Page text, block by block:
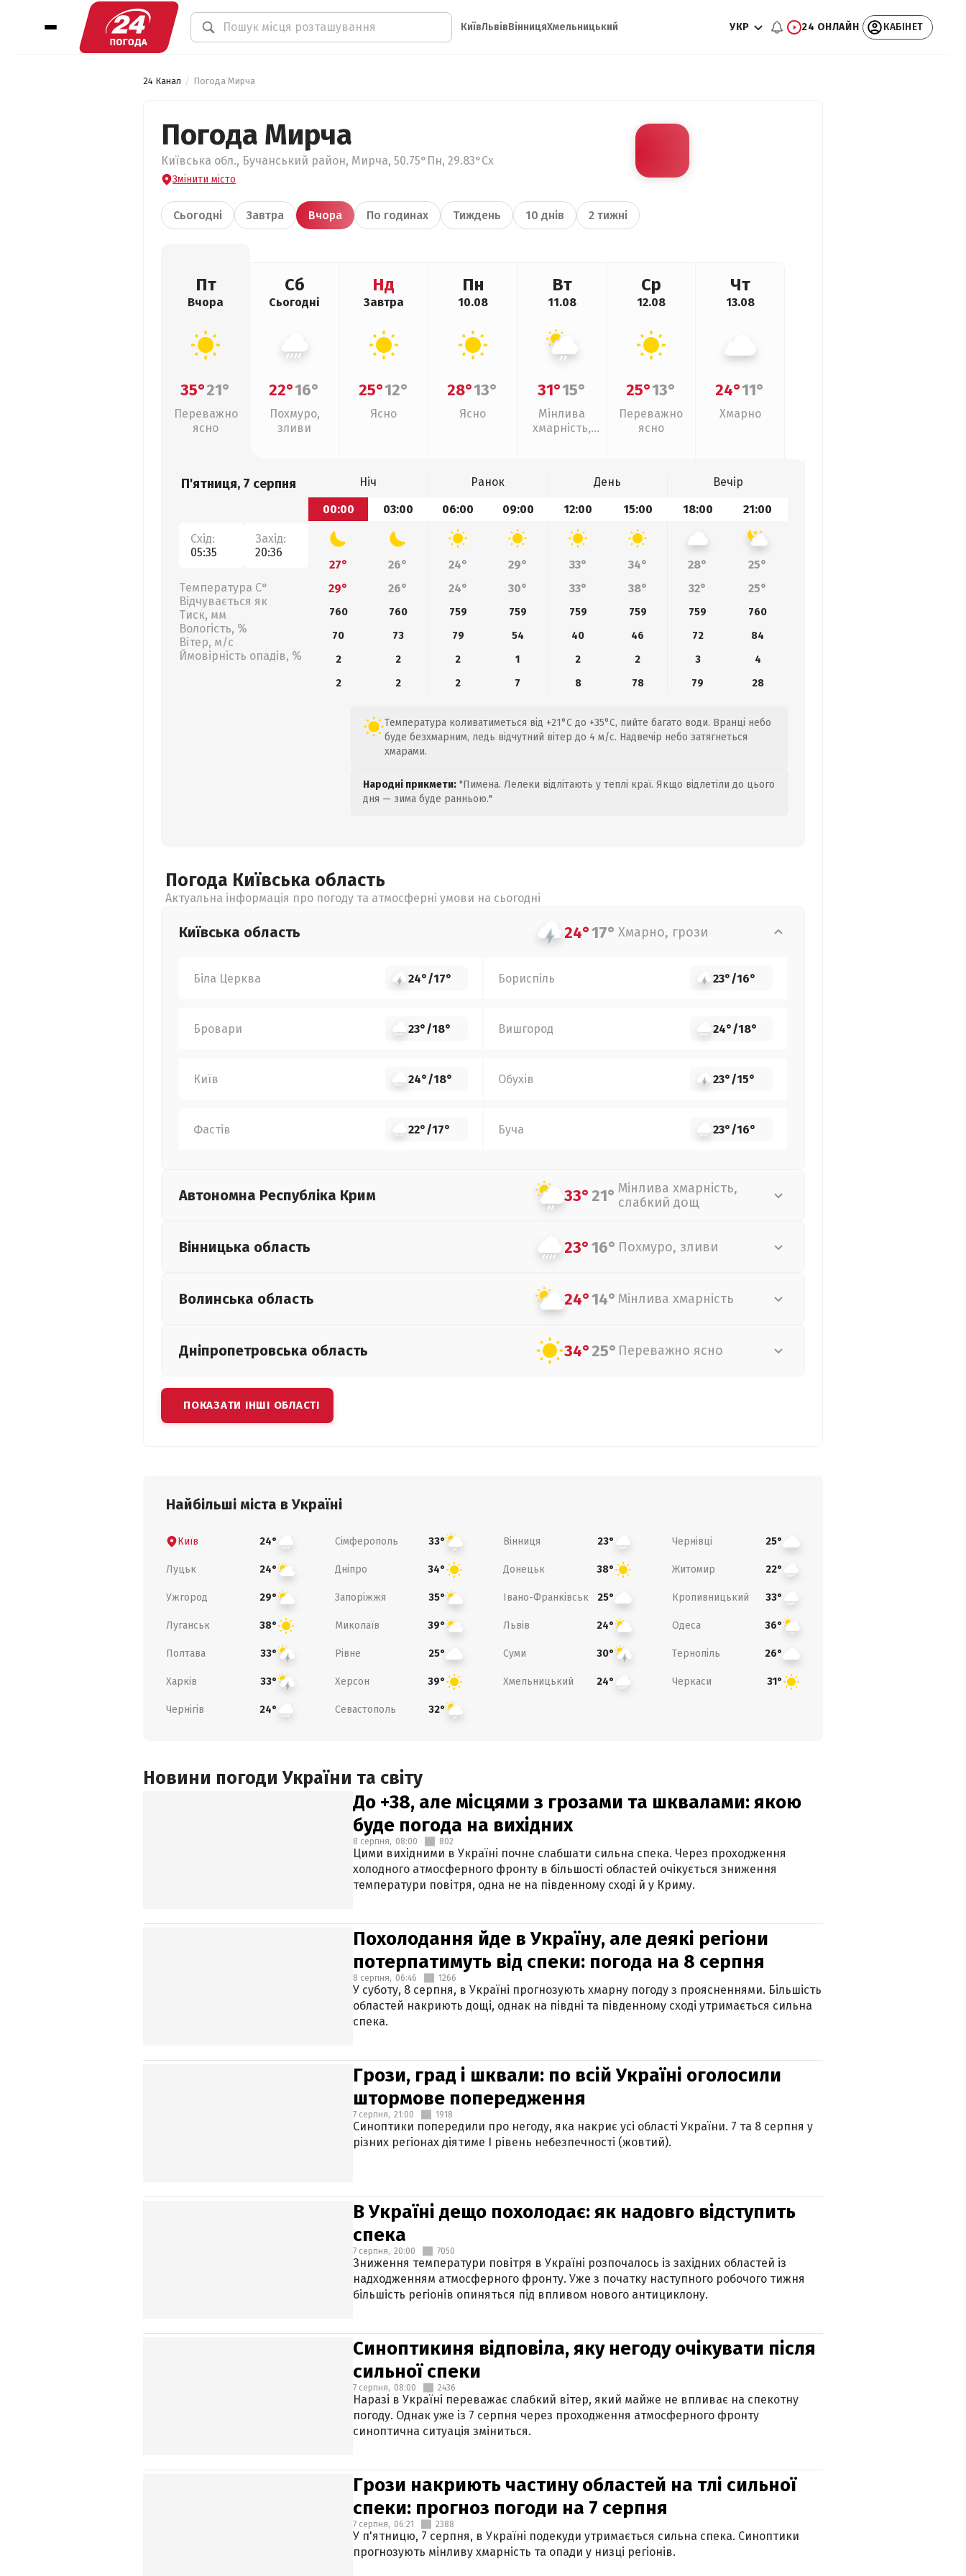
КиївЛьвівВінницяХмельницький УКР 24 ОНЛАЙН КАБІНЕТ
24 Канал Погода Мирча
Погода Мирча
Київська обл., Бучанський район, Мирча, 50.75°Пн, 29.83°Сх
Змінити місто
Сьогодні Завтра Вчора По годинах Тиждень 10 днів 2 тижні
Пт
Вчора
35°21°
Переважно
ясно
Сб
Сьогодні
22°16°
Похмуро,
зливи
Нд
Завтра
25°12°
Ясно
Пн
10.08
28°13°
Ясно
Вт
11.08
31°15°
Мінлива
хмарність,
Ср
12.08
25°13°
Переважно
ясно
Чт
13.08
24°11°
Хмарно
П'ятниця, 7 серпня
Схід:
05:35
Захід:
20:36
Температура С°
Відчувається як
Тиск, мм
Вологість, %
Вітер, м/с
Ймовірність опадів, %
Ніч Ранок День
Вечір
00:00
03:00 06:00 09:00 12:00 15:00 18:00 21:00
27° 26° 24° 29° 33° 34° 28°
25°
29°
26° 24° 30° 33° 38° 32° 25°
760 760 759 759 759 759 759
760
70
73 79 54 40 46 72
84
2
2 2 1 2 2 3
4
2
2 2 7 8 78 79 28
Температура коливатиметься від +21°C до +35°C, пийте багато води. Вранці небо
буде безхмарним, ледь відчутний вітер до 4 м/с. Надвечір небо затягнеться
хмарами.
Народні прикмети: "Пимена. Лелеки відлітають у теплі краї. Якщо відлетіли до цього
дня — зима буде ранньою."
Погода Київська область
Актуальна інформація про погоду та атмосферні умови на сьогодні
Київська область 24°17° Хмарно, грози
Біла Церква 24°/17° Бориспіль 23°/16°
Бровари 23°/18° Вишгород 24°/18°
Київ 24°/18° Обухів 23°/15°
Фастів 22°/17° Буча 23°/16°
Автономна Республіка Крим 33°21° Мінлива хмарність,
слабкий дощ
Вінницька область 23°16° Похмуро, зливи
Волинська область 24°14° Мінлива хмарність
Дніпропетровська область 34°25° Переважно ясно
ПОКАЗАТИ ІНШІ ОБЛАСТІ
Найбільші міста в Україні
Київ 24° Сімферополь 33° Вінниця 23° Чернівці 25°
Луцьк 24° Дніпро 34° Донецьк 38° Житомир 22°
Ужгород 29° Запоріжжя 35° Івано-Франківськ 25° Кропивницький 33°
Луганськ 38° Миколаїв 39° Львів 24° Одеса 36°
Полтава 33° Рівне 25° Суми 30° Тернопіль 26°
Харків 33° Херсон 39° Хмельницький 24° Черкаси 31°
Чернігів 24° Севастополь 32°
Новини погоди України та світу
До +38, але місцями з грозами та шквалами: якою
буде погода на вихідних
8 серпня, 08:00 802
Цими вихідними в Україні почне слабшати сильна спека. Через проходження
холодного атмосферного фронту в більшості областей очікується зниження
температури повітря, одна не на південному сході й у Криму.
Похолодання йде в Україну, але деякі регіони
потерпатимуть від спеки: погода на 8 серпня
8 серпня, 06:46 1266
У суботу, 8 серпня, в Україні прогнозують хмарну погоду з проясненнями. Більшість
областей накриють дощі, однак на півдні та південному сході утримається сильна
спека.
Грози, град і шквали: по всій Україні оголосили
штормове попередження
7 серпня, 21:00 1918
Синоптики попередили про негоду, яка накриє усі області України. 7 та 8 серпня у
різних регіонах діятиме І рівень небезпечності (жовтий).
В Україні дещо похолодає: як надовго відступить
спека
7 серпня, 20:00 7050
Зниження температури повітря в Україні розпочалось із західних областей із
надходженням атмосферного фронту. Уже з початку наступного робочого тижня
більшість регіонів опиняться під впливом нового антициклону.
Синоптикиня відповіла, яку негоду очікувати після
сильної спеки
7 серпня, 08:00 2436
Наразі в Україні переважає слабкий вітер, який майже не впливає на спекотну
погоду. Однак уже із 7 серпня через проходження атмосферного фронту
синоптична ситуація зміниться.
Грози накриють частину областей на тлі сильної
спеки: прогноз погоди на 7 серпня
7 серпня, 06:21 2388
У п'ятницю, 7 серпня, в Україні подекуди утримається сильна спека. Синоптики
прогнозують мінливу хмарність та опади у низці регіонів.